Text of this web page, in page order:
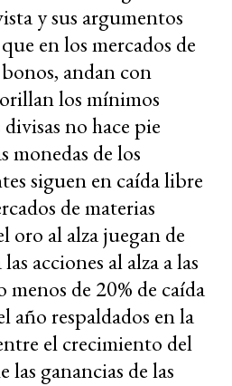
y sus argumentos
en los mercados de
andan con
los mínimos
no hace pie
monedas de los
siguen en caída libre
de materias
oro al alza juegan de
acciones al alza a las
de 20% de caída
año respaldados en la
el crecimiento del
ganancias de las